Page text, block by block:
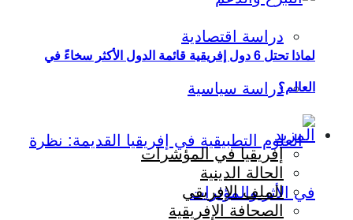
دراسة اقتصادية
دراسة سياسية
لماذا تحتل 6 دول إفريقية قائمة الدول الأكثر سخاءً في
العالم؟
المزيد
إفريقيا في المؤشرات
الحالة الدينية
الملف الإفريقي
الصحافة الإفريقية